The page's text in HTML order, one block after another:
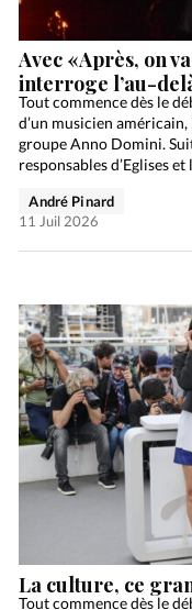
Avec «Après, on
interroge l’au-
Tout commence dès le
d’un musicien
groupe Anno Domini.
responsables d’Eglises
André Pinard
11 Juil 2026
La culture, ce
Tout commence dès le